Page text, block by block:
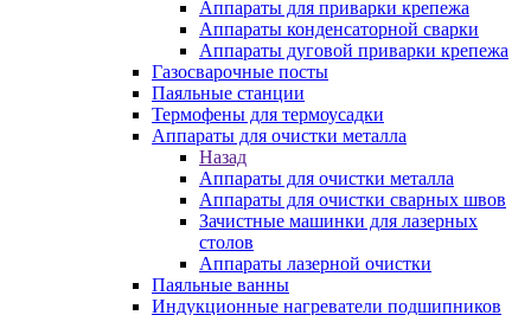
Аппараты для приварки крепежа
Аппараты конденсаторной сварки
Аппараты дуговой приварки крепежа
Газосварочные посты
Паяльные станции
Термофены для термоусадки
Аппараты для очистки металла
Назад
Аппараты для очистки металла
Аппараты для очистки сварных швов
Зачистные машинки для лазерных
столов
Аппараты лазерной очистки
Паяльные ванны
Индукционные нагреватели подшипников